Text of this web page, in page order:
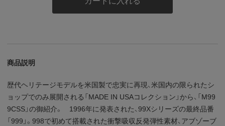
商品説明
歴代ヘリテージモデルを米国製で忠実に再現、米国内の限られたシ
ョップでのみ展開される「MADE IN USAコレクション」から、「M99
9CSS」の御紹介。 1996年に発表された、99Xシリーズの最終品番
「999」。998で初めて搭載された衝撃吸収反発弾性素材、アブゾーブ